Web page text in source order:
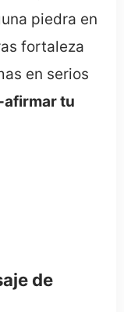
piedra en
fortaleza
en serios
afirmar tu
de